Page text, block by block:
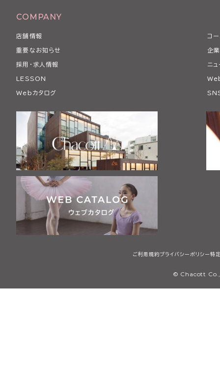
COMPANY
店舗情報 コ
重要なお知らせ 企
採用・求人情報 ニ
LESSON
Webカタログ
ご利用規約プライバシーポリシー 特
© Chacott